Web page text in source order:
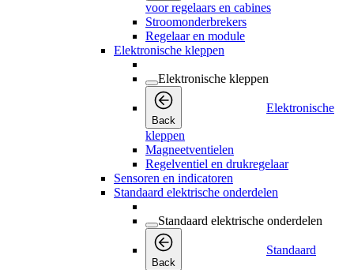
voor regelaars en cabines
Stroomonderbrekers
Regelaar en module
Elektronische kleppen
Elektronische kleppen
Back
Elektronische
kleppen
Magneetventielen
Regelventiel en drukregelaar
Sensoren en indicatoren
Standaard elektrische onderdelen
Standaard elektrische onderdelen
Back
Standaard